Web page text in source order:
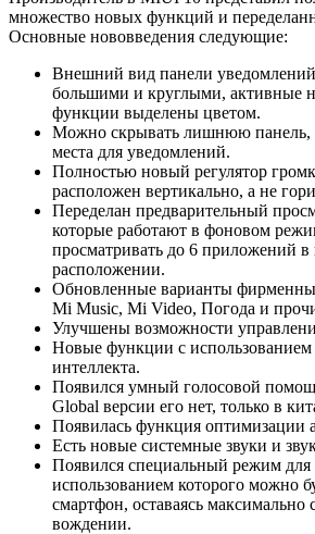
множество новых функций и
Основные нововведения следующие:
Внешний вид панели
большими и круглыми, активные
функции выделены цветом.
Можно скрывать лишнюю панель,
места для уведомлений.
Полностью новый регулятор
расположен вертикально, а не
Переделан предварительный
которые работают в фоновом
просматривать до 6 приложений в
расположении.
Обновленные варианты
Mi Music, Mi Video, Погода и
Улучшены возможности
Новые функции с использованием
интеллекта.
Появился умный голосовой
Global версии его нет, только в
Появилась функция оптимизации
Есть новые системные звуки и
Появился специальный режим для
использованием которого можно
смартфон, оставаясь максимально
вождении.